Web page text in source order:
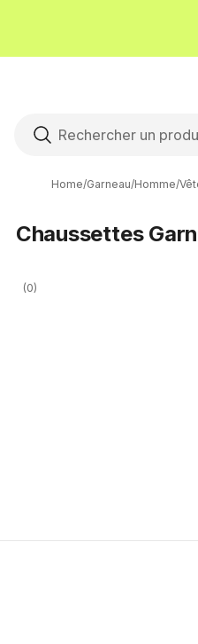
Home/Garneau/Homme/
Chaussettes
(0)